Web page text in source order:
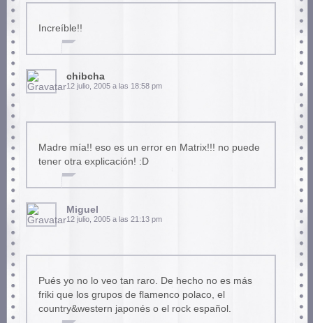
Increíble!!
chibcha
12 julio, 2005 a las 18:58 pm
Madre mía!! eso es un error en Matrix!!! no puede
tener otra explicación! :D
Miguel
12 julio, 2005 a las 21:13 pm
Pués yo no lo veo tan raro. De hecho no es más
friki que los grupos de flamenco polaco, el
country&western japonés o el rock español.